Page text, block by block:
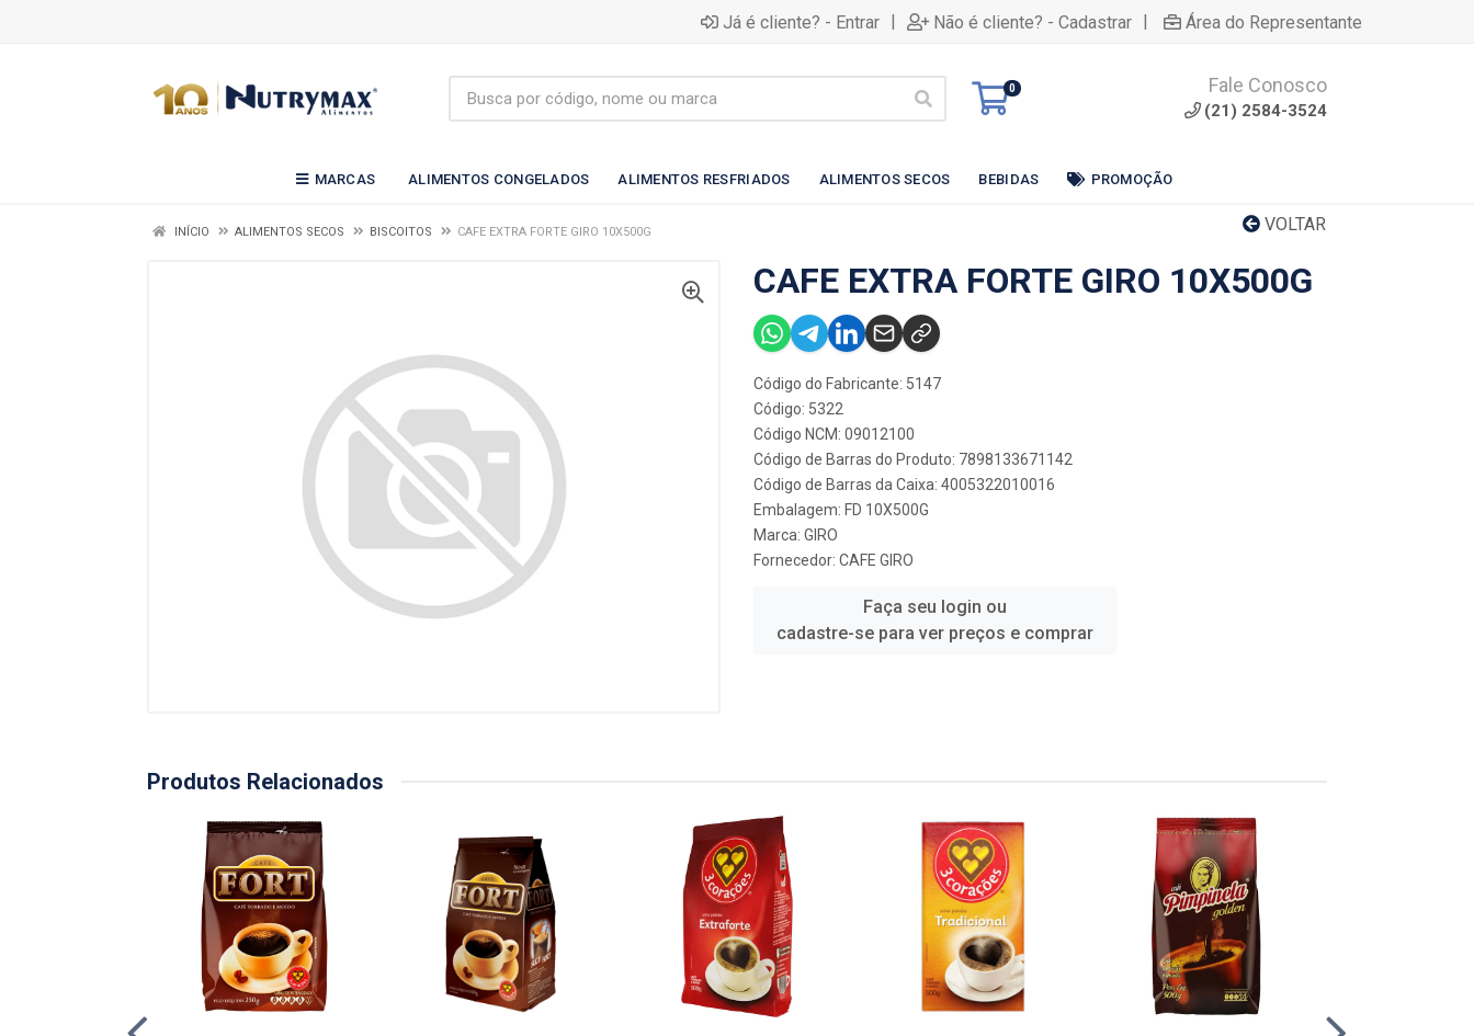
Já é cliente? - Entrar | Não é cliente? - Cadastrar | Área do Representante
0 Fale Conosco
(21) 2584-3524
MARCAS ALIMENTOS CONGELADOS ALIMENTOS RESFRIADOS ALIMENTOS SECOS BEBIDAS PROMOÇÃO
VOLTAR
INÍCIO ALIMENTOS SECOS BISCOITOS CAFE EXTRA FORTE GIRO 10X500G
CAFE EXTRA FORTE GIRO 10X500G
Código do Fabricante: 5147
Código: 5322
Código NCM: 09012100
Código de Barras do Produto: 7898133671142
Código de Barras da Caixa: 4005322010016
Embalagem: FD 10X500G
Marca: GIRO
Fornecedor: CAFE GIRO
Faça seu login ou
cadastre-se para ver preços e comprar
Produtos Relacionados